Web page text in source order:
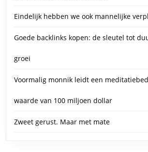
Eindelijk hebben we ook mannelijke
Goede backlinks kopen: de sleutel tot
groei
Voormalig monnik leidt een
waarde van 100 miljoen dollar
Zweet gerust. Maar met mate